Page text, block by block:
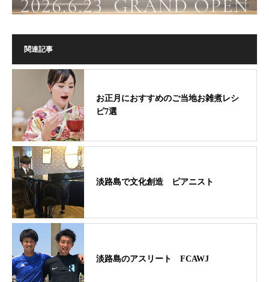
関連記事
お正月におすすめのご当地お雑煮レシ
ピ7選
淡路島で文化創造 ピアニスト
淡路島のアスリート FCAWJ